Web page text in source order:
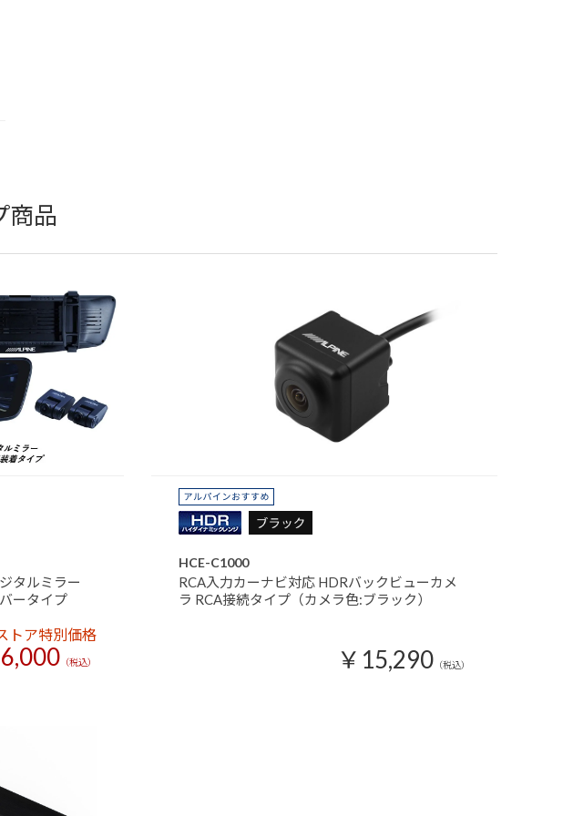
商品
タルミラー
ータイプ
トア特別価格
（税込）
HCE-C1000
RCA入力カーナビ対応 HDRバックビューカメ
ラ RCA接続タイプ（カメラ色:ブラック）
￥15,290 （税込）